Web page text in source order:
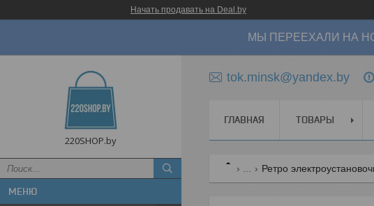
Начать продавать на Deal.by
МЫ ПЕРЕЕХАЛИ НА
220SHOP.by
tok.minsk@yandex.by
ГЛАВНАЯ ТОВАРЫ
Ретро